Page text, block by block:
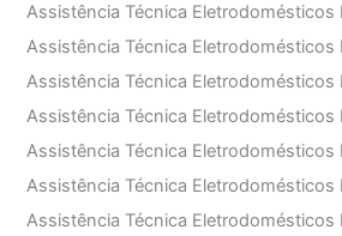
Assistência Técnica Eletrodomésticos
Assistência Técnica Eletrodomésticos
Assistência Técnica
Assistência Técnica
Assistência Técnica
Assistência Técnica
Assistência Técnica